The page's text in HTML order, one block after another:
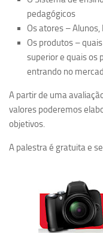
Espaço de Eventos
Projetos
Ciência com Pipoca
Pint of Science
União Pró-Vacina
Documentos
Relatórios
pedagógicos
Os atores –
Os produtos –
superior e quais os
entrando no
A partir de uma
valores poderemos
objetivos.
A palestra é gratuita e